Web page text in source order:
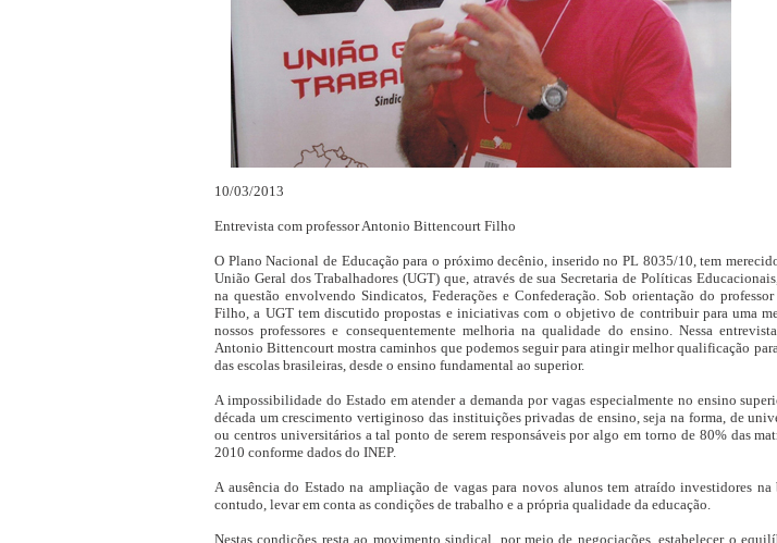
10/03/2013
Entrevista com professor Antonio Bittencourt Filho
O Plano Nacional de Educação para o próximo decênio, inserido no PL 8035/10, tem
União Geral dos Trabalhadores (UGT) que, através de sua Secretaria de Políticas
na questão envolvendo Sindicatos, Federações e Confederação. Sob orientação do
Filho, a UGT tem discutido propostas e iniciativas com o objetivo de contribuir para uma
nossos professores e consequentemente melhoria na qualidade do ensino. Nessa
Antonio Bittencourt mostra caminhos que podemos seguir para atingir melhor qualificação
das escolas brasileiras, desde o ensino fundamental ao superior.
A impossibilidade do Estado em atender a demanda por vagas especialmente no ensino
década um crescimento vertiginoso das instituições privadas de ensino, seja na forma, de
ou centros universitários a tal ponto de serem responsáveis por algo em torno de 80% das
2010 conforme dados do INEP.
A ausência do Estado na ampliação de vagas para novos alunos tem atraído investidores na
contudo, levar em conta as condições de trabalho e a própria qualidade da educação.
Nestas condições resta ao movimento sindical, por meio de negociações, estabelecer o